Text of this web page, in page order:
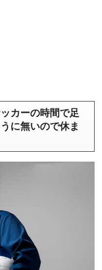
カーの時間で足
に無いので休ま